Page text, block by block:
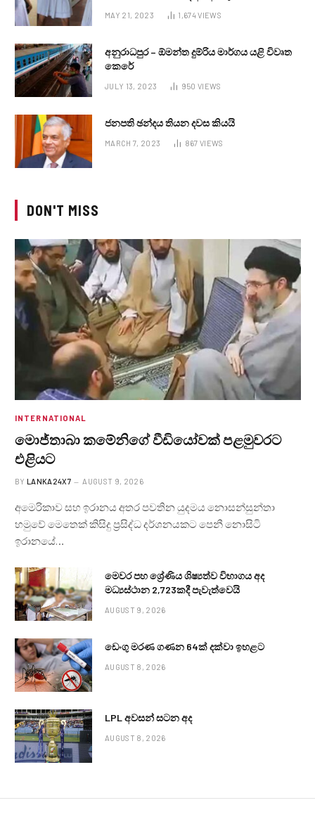
MAY 21, 2023 1,674VIEWS
අනුරාධපුර – ඕමන්ත දුම්රිය මාර්ගය යළි විවෘත
කෙරේ
JULY 13, 2023 950 VIEWS
ජනපති ඡන්දය තියන දවස කියයි
MARCH 7, 2023 867 VIEWS
DON'T MISS
INTERNATIONAL
මොජ්තාබා කමේනිගේ වීඩියෝවක් පළමුවරට
එළියට
BY LANKA24X7 AUGUST 9, 2026
අමෙරිකාව සහ ඉරානය අතර පවතින යුදමය නොසන්සුන්තා
හමුවේ මෙතෙක් කිසිදු ප්‍රසිද්ධ දර්ශනයකට පෙනී නොසිටි
ඉරානයේ…
මෙවර පහ ශ්‍රේණිය ශිෂ්‍යත්ව විභාගය අද
මධ්‍යස්ථාන 2,723කදී පැවැත්වෙයි
AUGUST 9, 2026
ඩෙංගු මරණ ගණන 64ක් දක්වා ඉහළට
AUGUST 8, 2026
LPL අවසන් සටන අද
AUGUST 8, 2026